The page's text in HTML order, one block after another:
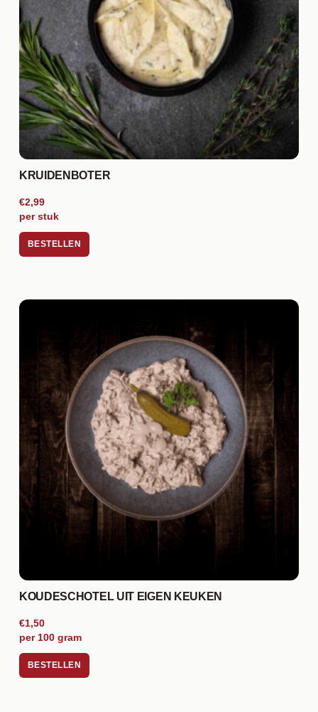
KRUIDENBOTER
€2,99
per stuk
BESTELLEN
KOUDESCHOTEL UIT EIGEN KEUKEN
€1,50
per 100 gram
BESTELLEN